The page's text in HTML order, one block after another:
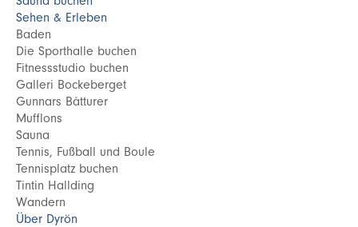
Sehen & Erleben
Baden
Die Sporthalle buchen
Fitnessstudio buchen
Galleri Bockeberget
Gunnars Båtturer
Mufflons
Sauna
Tennis, Fußball und Boule
Tennisplatz buchen
Tintin Hallding
Wandern
Über Dyrön